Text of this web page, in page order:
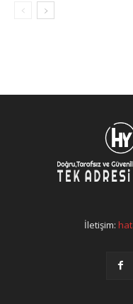
İletişim: